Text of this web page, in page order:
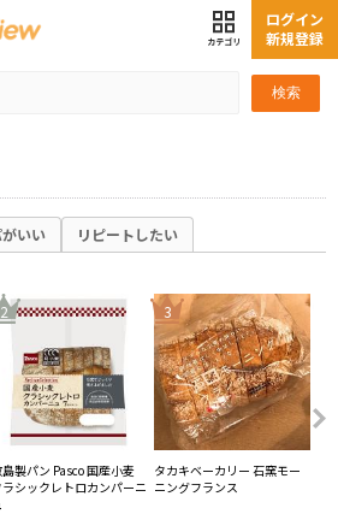
検索
ログイン
新規登録
いい リピートしたい
2
製パン Pasco 国産小麦
ラシックレトロカンパーニ
3
タカキベーカリー 石窯モー
ニングフランス